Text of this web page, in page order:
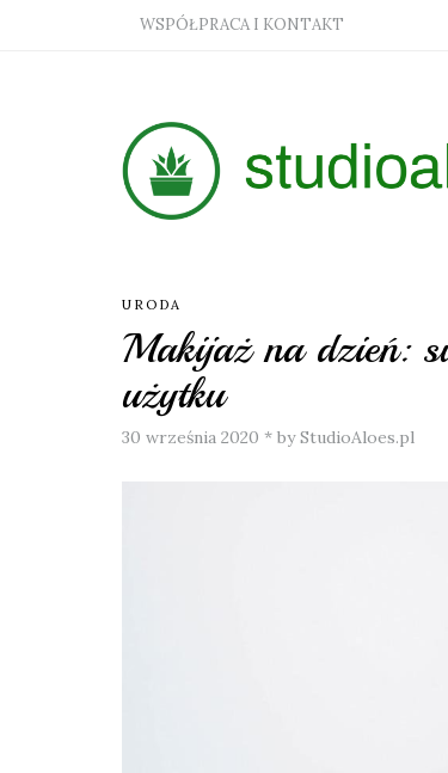
WSPÓŁPRACA I KONTAKT
URODA
Makijaż na dzień:
użytku
30 września 2020 * by StudioAloes.pl